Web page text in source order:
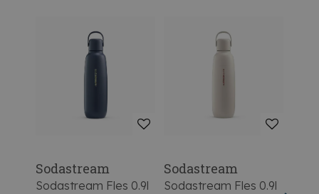
Sodastream
Sodastream Fles 0.9l
Sodastream
Sodastream Fles 0.9l